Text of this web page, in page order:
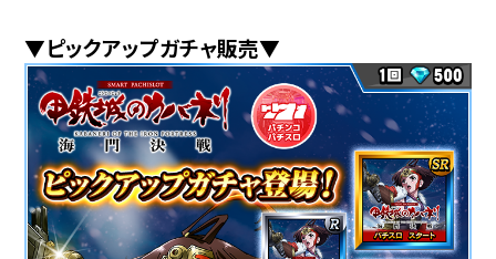
▼ピックアップガチャ販売▼